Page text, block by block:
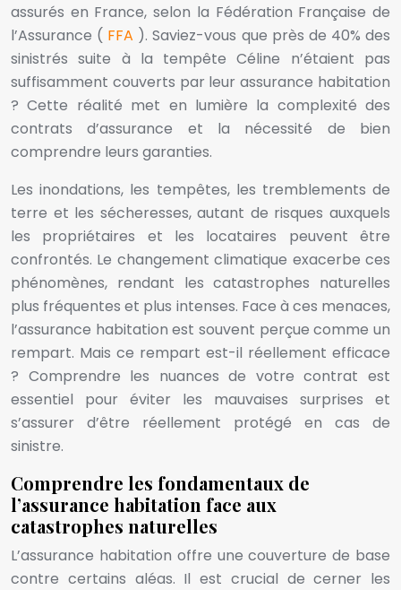
assurés en France, selon la Fédération Française de
l’Assurance ( FFA ). Saviez-vous que près de 40% des
sinistrés suite à la tempête Céline n’étaient pas
suffisamment couverts par leur assurance habitation
? Cette réalité met en lumière la complexité des
contrats d’assurance et la nécessité de bien
comprendre leurs garanties.
Les inondations, les tempêtes, les tremblements de
terre et les sécheresses, autant de risques auxquels
les propriétaires et les locataires peuvent être
confrontés. Le changement climatique exacerbe ces
phénomènes, rendant les catastrophes naturelles
plus fréquentes et plus intenses. Face à ces menaces,
l’assurance habitation est souvent perçue comme un
rempart. Mais ce rempart est-il réellement efficace
? Comprendre les nuances de votre contrat est
essentiel pour éviter les mauvaises surprises et
s’assurer d’être réellement protégé en cas de
sinistre.
Comprendre les fondamentaux de
l’assurance habitation face aux
catastrophes naturelles
L’assurance habitation offre une couverture de base
contre certains aléas. Il est crucial de cerner les